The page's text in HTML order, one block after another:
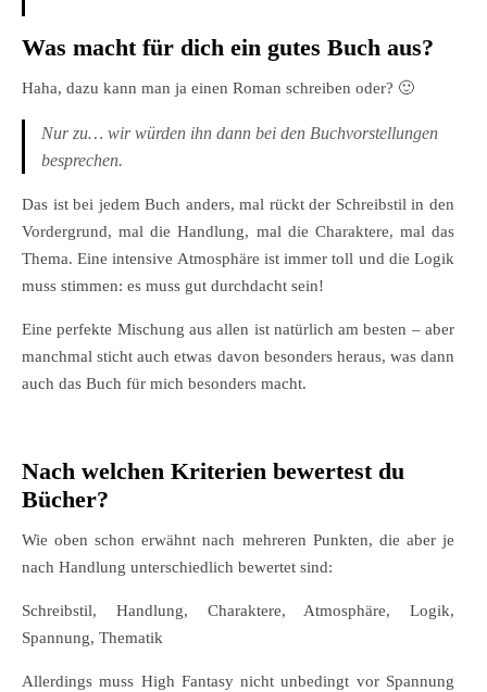
Was macht für dich ein gutes Buch aus?
Haha, dazu kann man ja einen Roman schreiben oder? 🙂
Nur zu… wir würden ihn dann bei den Buchvorstellungen
besprechen.
Das ist bei jedem Buch anders, mal rückt der Schreibstil in den
Vordergrund, mal die Handlung, mal die Charaktere, mal das
Thema. Eine intensive Atmosphäre ist immer toll und die Logik
muss stimmen: es muss gut durchdacht sein!
Eine perfekte Mischung aus allen ist natürlich am besten – aber
manchmal sticht auch etwas davon besonders heraus, was dann
auch das Buch für mich besonders macht.
Nach welchen Kriterien bewertest du
Bücher?
Wie oben schon erwähnt nach mehreren Punkten, die aber je
nach Handlung unterschiedlich bewertet sind:
Schreibstil, Handlung, Charaktere, Atmosphäre, Logik,
Spannung, Thematik
Allerdings muss High Fantasy nicht unbedingt vor Spannung